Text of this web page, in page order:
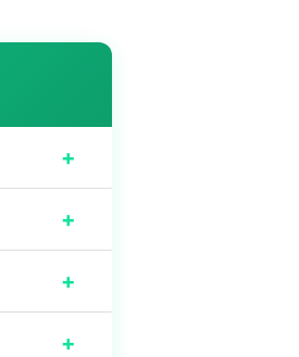
+
+
+
+